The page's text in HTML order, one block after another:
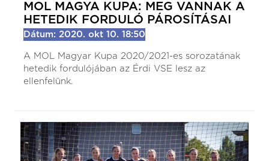
MOL MAGYA KUPA: MEG VANNAK A
HETEDIK FORDULÓ PÁROSÍTÁSAI
Dátum: 2020. okt 10. 18:50
A MOL Magyar Kupa 2020/2021-es sorozatának
hetedik fordulójában az Érdi VSE lesz az
ellenfelünk.